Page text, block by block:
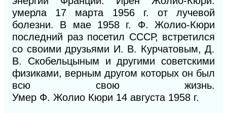
умерла 17 марта 1956 г. от лучевой
болезни. В мае 1958 г. Ф. Жолио-Кюри
последний раз посетил СССР, встретился
со своими друзьями И. В. Курчатовым, Д.
В. Скобельцыным и другими советскими
физиками, верным другом которых он был
всю свою жизнь.
Умер Ф. Жолио Кюри 14 августа 1958 г.